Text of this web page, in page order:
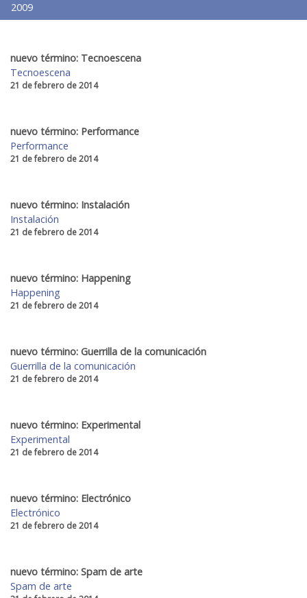
2009
nuevo término: Tecnoescena
Tecnoescena
21 de febrero de 2014
nuevo término: Performance
Performance
21 de febrero de 2014
nuevo término: Instalación
Instalación
21 de febrero de 2014
nuevo término: Happening
Happening
21 de febrero de 2014
nuevo término: Guerrilla de la comunicación
Guerrilla de la comunicación
21 de febrero de 2014
nuevo término: Experimental
Experimental
21 de febrero de 2014
nuevo término: Electrónico
Electrónico
21 de febrero de 2014
nuevo término: Spam de arte
Spam de arte